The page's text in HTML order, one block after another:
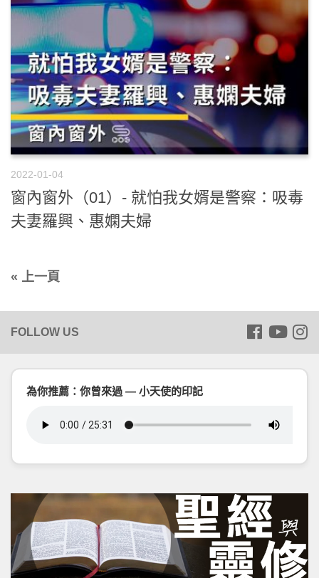
2022-01-04
窗內窗外（01）- 就怕我女婿是警察：吸毒
夫妻羅興、惠嫻夫婦
« 上一頁
為你推薦：你曾來過 — 小天使的印記